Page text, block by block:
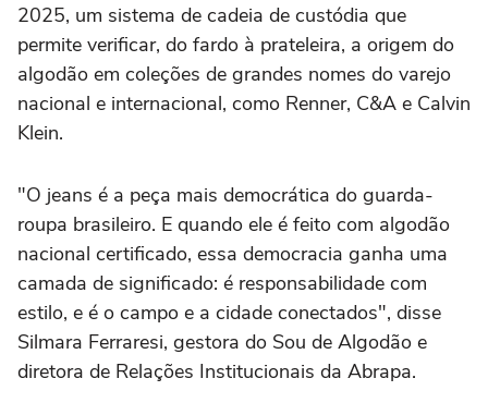
2025, um sistema de cadeia de custódia que
permite verificar, do fardo à prateleira, a origem do
algodão em coleções de grandes nomes do varejo
nacional e internacional, como Renner, C&A e Calvin
Klein.
"O jeans é a peça mais democrática do guarda-
roupa brasileiro. E quando ele é feito com algodão
nacional certificado, essa democracia ganha uma
camada de significado: é responsabilidade com
estilo, e é o campo e a cidade conectados", disse
Silmara Ferraresi, gestora do Sou de Algodão e
diretora de Relações Institucionais da Abrapa.